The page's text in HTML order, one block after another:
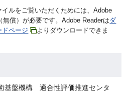
イルをご覧いただくためには、Adobe
無償）が必要です。Adobe Readerはダ
ドページ
よりダウンロードできま
基盤機構 適合性評価推進センタ